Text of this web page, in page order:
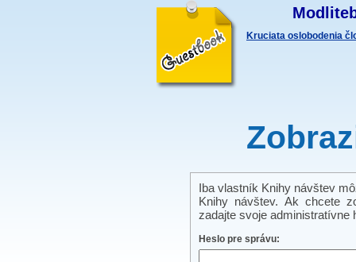
Kruciata oslobodenia
Iba vlastník Knihy návštev
Knihy návštev. Ak chcete
zadajte svoje administratívne
Heslo pre správu: